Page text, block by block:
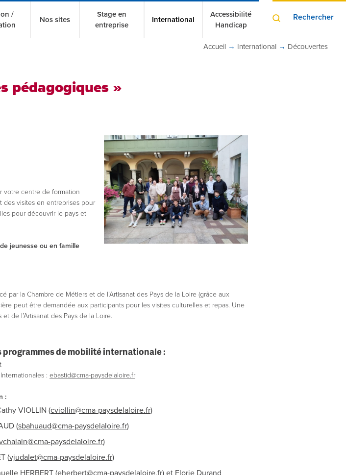
/
Nos sites
Stage en
entreprise
International
Accessibilité
Handicap
Rechercher
Accueil→ International→ Découvertes
pédagogiques »
votre centre de formation
des visites en entreprises pour
pour découvrir le pays et
jeunesse ou en famille
par la Chambre de Métiers et de l’Artisanat des Pays de la Loire (grâce aux
peut être demandée aux participants pour les visites culturelles et repas. Une
de l’Artisanat des Pays de la Loire.
programmes de mobilité internationale :
: ebastid@cma-paysdelaloire.fr
:
VIOLLIN (cviollin@cma-paysdelaloire.fr)
(sbahuaud@cma-paysdelaloire.fr)
paysdelaloire.fr)
(vjudalet@cma-paysdelaloire.fr)